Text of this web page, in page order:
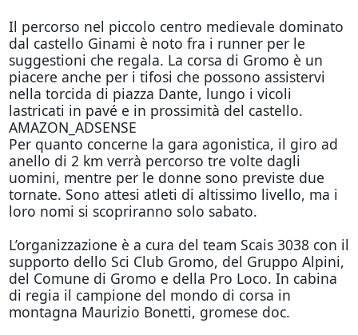
Il percorso nel piccolo centro medievale dominato
dal castello Ginami è noto fra i runner per le
suggestioni che regala. La corsa di Gromo è un
piacere anche per i tifosi che possono assistervi
nella torcida di piazza Dante, lungo i vicoli
lastricati in pavé e in prossimità del castello.
AMAZON_ADSENSE
Per quanto concerne la gara agonistica, il giro ad
anello di 2 km verrà percorso tre volte dagli
uomini, mentre per le donne sono previste due
tornate. Sono attesi atleti di altissimo livello, ma i
loro nomi si scopriranno solo sabato.
L’organizzazione è a cura del team Scais 3038 con il
supporto dello Sci Club Gromo, del Gruppo Alpini,
del Comune di Gromo e della Pro Loco. In cabina
di regia il campione del mondo di corsa in
montagna Maurizio Bonetti, gromese doc.